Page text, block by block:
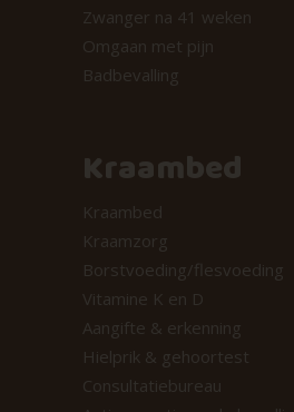
Zwanger na 41 weken
Omgaan met pijn
Badbevalling
Kraambed
Kraambed
Kraamzorg
Borstvoeding/flesvoeding
Vitamine K en D
Aangifte & erkenning
Hielprik & gehoortest
Consultatiebureau